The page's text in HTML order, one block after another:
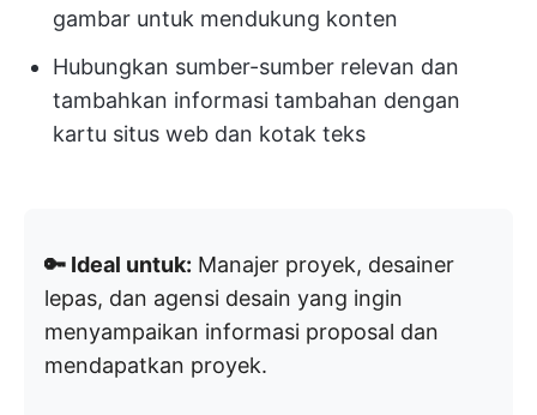
gambar untuk mendukung konten
Hubungkan sumber-sumber relevan dan
tambahkan informasi tambahan dengan
kartu situs web dan kotak teks
🔑 Ideal untuk: Manajer proyek, desainer
lepas, dan agensi desain yang ingin
menyampaikan informasi proposal dan
mendapatkan proyek.